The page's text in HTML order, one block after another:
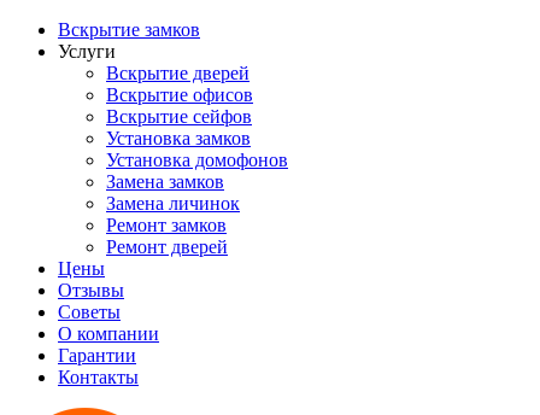
Вскрытие замков
Услуги
Вскрытие дверей
Вскрытие офисов
Вскрытие сейфов
Установка замков
Установка домофонов
Замена замков
Замена личинок
Ремонт замков
Ремонт дверей
Цены
Отзывы
Советы
О компании
Гарантии
Контакты